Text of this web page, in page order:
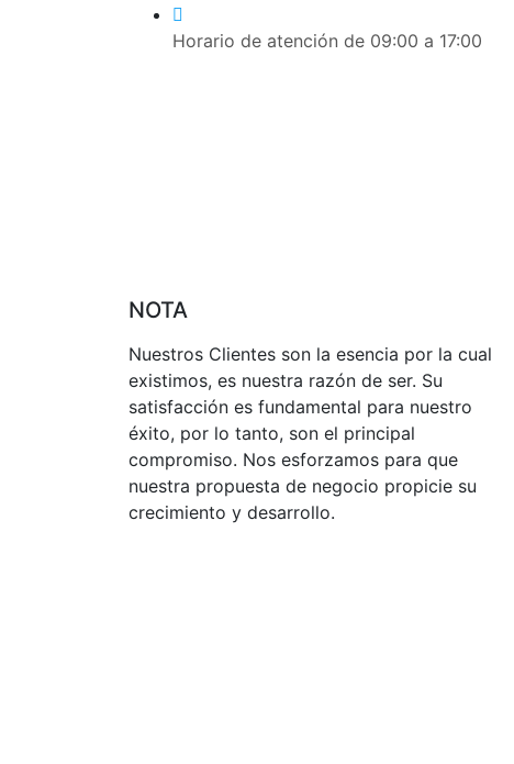
Horario de atención de 09:00 a 17:00
NOTA
Nuestros Clientes son la esencia por la cual
existimos, es nuestra razón de ser. Su
satisfacción es fundamental para nuestro
éxito, por lo tanto, son el principal
compromiso. Nos esforzamos para que
nuestra propuesta de negocio propicie su
crecimiento y desarrollo.